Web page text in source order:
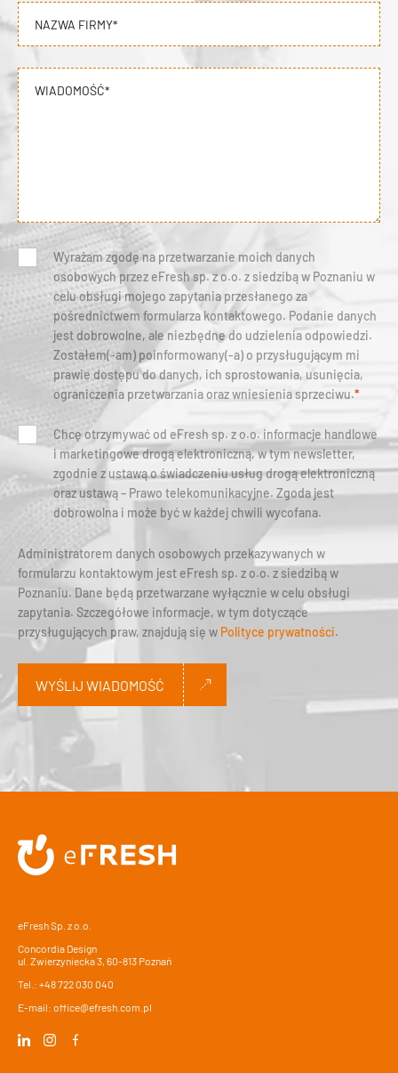
NAZWA FIRMY*
WIADOMOŚĆ*
Wyrażam zgodę na przetwarzanie moich danych
osobowych przez eFresh sp. z o.o. z siedzibą w Poznaniu w
celu obsługi mojego zapytania przesłanego za
pośrednictwem formularza kontaktowego. Podanie danych
jest dobrowolne, ale niezbędne do udzielenia odpowiedzi.
Zostałem(-am) poinformowany(-a) o przysługującym mi
prawie dostępu do danych, ich sprostowania, usunięcia,
ograniczenia przetwarzania oraz wniesienia sprzeciwu.*
Chcę otrzymywać od eFresh sp. z o.o. informacje handlowe
i marketingowe drogą elektroniczną, w tym newsletter,
zgodnie z ustawą o świadczeniu usług drogą elektroniczną
oraz ustawą – Prawo telekomunikacyjne. Zgoda jest
dobrowolna i może być w każdej chwili wycofana.
Administratorem danych osobowych przekazywanych w
formularzu kontaktowym jest eFresh sp. z o.o. z siedzibą w
Poznaniu. Dane będą przetwarzane wyłącznie w celu obsługi
zapytania. Szczegółowe informacje, w tym dotyczące
przysługujących praw, znajdują się w Polityce prywatności.
WYŚLIJ WIADOMOŚĆ
Alternative:
eFresh Sp. z o.o.
Concordia Design
ul. Zwierzyniecka 3, 60-813 Poznań
Tel.: +48 722 030 040
E-mail: office@efresh.com.pl